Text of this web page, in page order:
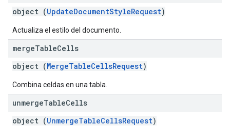
object (UpdateDocumentStyleRequest)
Actualiza el estilo del documento.
mergeTableCells
object (MergeTableCellsRequest)
Combina celdas en una tabla.
unmergeTableCells
object (UnmergeTableCellsRequest)